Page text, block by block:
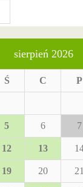
sierpień 2026
Ś C P
5 6 7
12 13
19 20 21